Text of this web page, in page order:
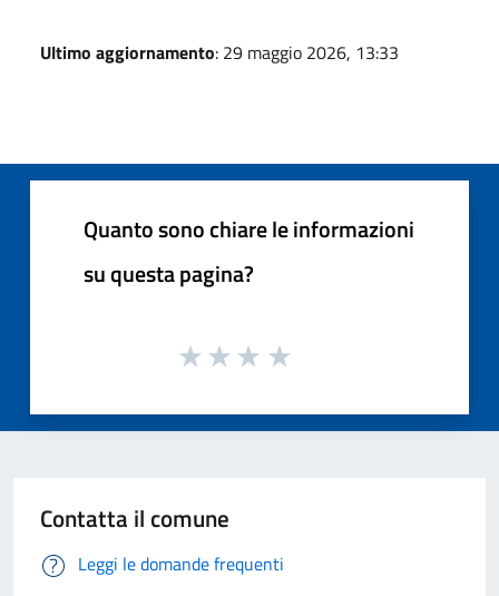
Ultimo aggiornamento: 29 maggio 2026, 13:33
Quanto sono chiare le informazioni
su questa pagina?
Contatta il comune
Leggi le domande frequenti